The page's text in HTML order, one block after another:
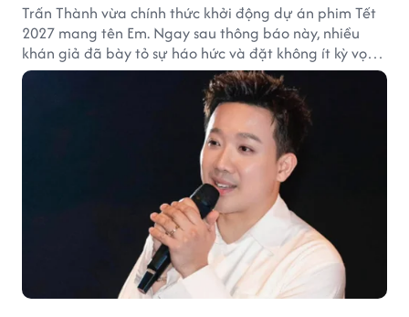
Trấn Thành vừa chính thức khởi động dự án phim Tết
2027 mang tên Em. Ngay sau thông báo này, nhiều
khán giả đã bày tỏ sự háo hức và đặt không ít kỳ vọng
vào bộ phim mới của Trấn Thành.